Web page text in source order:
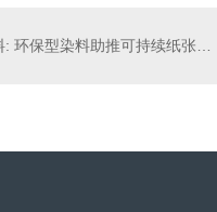
成都印染染料-直接
成都造纸染料: 环保型染料助推可持续纸张生产